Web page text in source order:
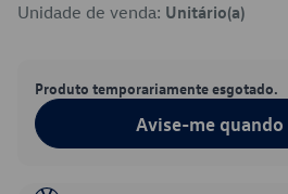
Unidade de venda: Unitário(a)
Produto temporariamente esgotado.
Avise-me quando